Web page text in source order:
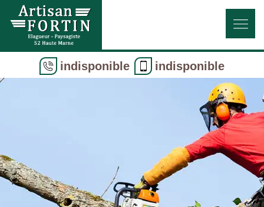
indisponible indisponible